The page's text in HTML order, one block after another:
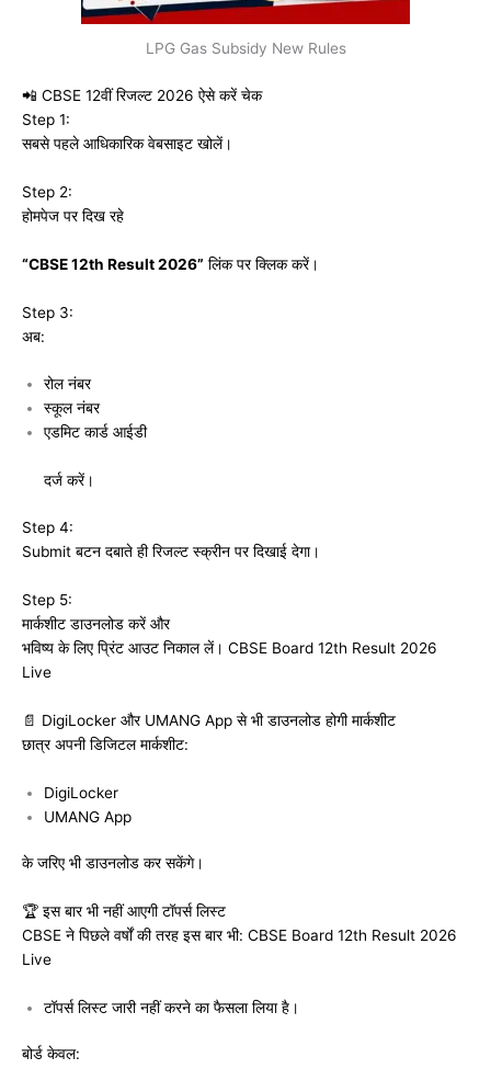
LPG Gas Subsidy New Rules
📲 CBSE 12वीं रिजल्ट 2026 ऐसे करें चेक
Step 1:
सबसे पहले आधिकारिक वेबसाइट खोलें।
Step 2:
होमपेज पर दिख रहे
“CBSE 12th Result 2026” लिंक पर क्लिक करें।
Step 3:
अब:
रोल नंबर
स्कूल नंबर
एडमिट कार्ड आईडी
दर्ज करें।
Step 4:
Submit बटन दबाते ही रिजल्ट स्क्रीन पर दिखाई देगा।
Step 5:
मार्कशीट डाउनलोड करें और
भविष्य के लिए प्रिंट आउट निकाल लें। CBSE Board 12th Result 2026
Live
📄 DigiLocker और UMANG App से भी डाउनलोड होगी मार्कशीट
छात्र अपनी डिजिटल मार्कशीट:
DigiLocker
UMANG App
के जरिए भी डाउनलोड कर सकेंगे।
🏆 इस बार भी नहीं आएगी टॉपर्स लिस्ट
CBSE ने पिछले वर्षों की तरह इस बार भी: CBSE Board 12th Result 2026
Live
टॉपर्स लिस्ट जारी नहीं करने का फैसला लिया है।
बोर्ड केवल: